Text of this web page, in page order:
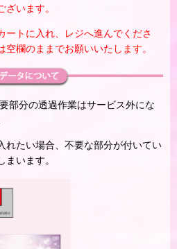
います。
ートに入れ、レジへ進んでくださ
欄のままでお願いいたします。
部分の透過作業はサービス外にな
れたい場合、不要な部分が付いてい
まいます。